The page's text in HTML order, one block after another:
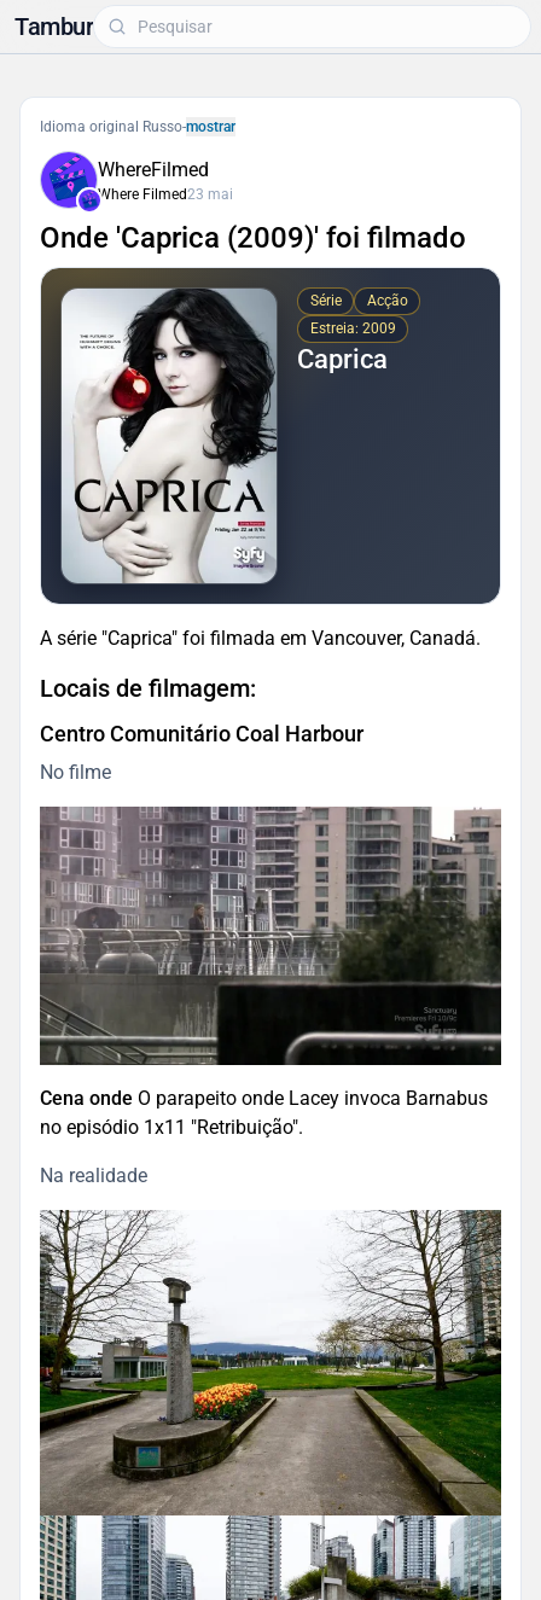
Tambur
Idioma original Russo-mostrar
WhereFilmed
Where Filmed23 mai
Onde 'Caprica (2009)' foi filmado
Série
Acção
Estreia: 2009
Caprica
A série "Caprica" foi filmada em Vancouver, Canadá.
Locais de filmagem:
Centro Comunitário Coal Harbour
No filme
Cena onde O parapeito onde Lacey invoca Barnabus
no episódio 1x11 "Retribuição".
Na realidade